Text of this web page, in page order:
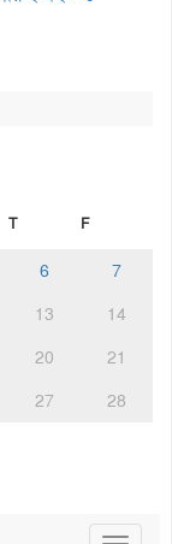
T F
6
7
13
14
20
21
27
28